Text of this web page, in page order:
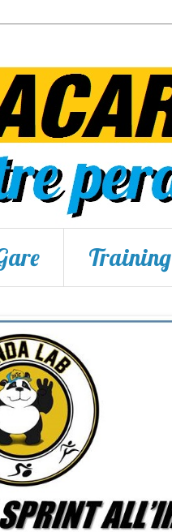
Training